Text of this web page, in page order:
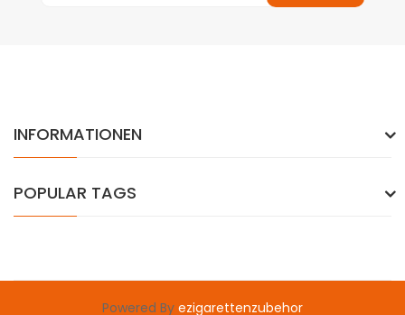
INFORMATIONEN
POPULAR TAGS
Powered By ezigarettenzubehor